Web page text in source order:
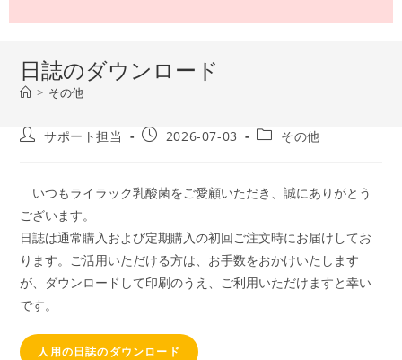
日誌のダウンロード
> その他
サポート担当 2026-07-03 その他
いつもライラック乳酸菌をご愛顧いただき、誠にありがとう
ございます。
日誌は通常購入および定期購入の初回ご注文時にお届けしてお
ります。ご活用いただける方は、お手数をおかけいたします
が、ダウンロードして印刷のうえ、ご利用いただけますと幸い
です。
人用の日誌のダウンロード